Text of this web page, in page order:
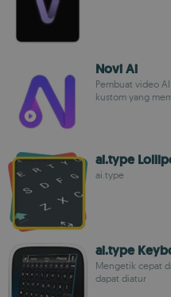
Novi Ai
Pembuat video
kustom yang
ai.type
ai.type
ai.type
Mengetik cepat
dapat diatur